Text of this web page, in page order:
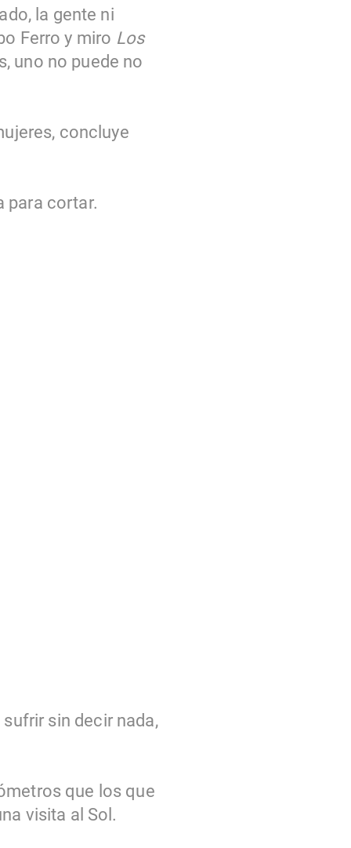
la gente ni
Ferro y miro Los
uno no puede no
concluye
para cortar.
sin decir nada,
que los que
visita al Sol.